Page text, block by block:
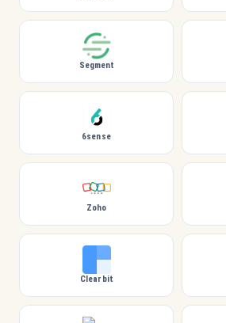
Segment
6sense
Zoho
Clearbit